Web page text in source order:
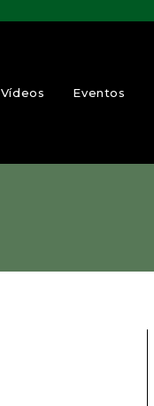
Vídeos Eventos